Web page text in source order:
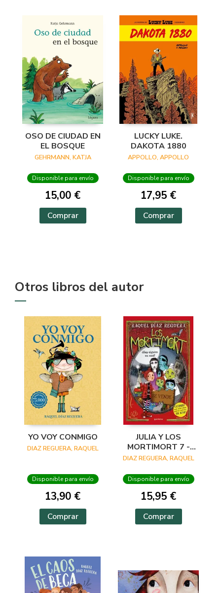
OSO DE CIUDAD EN
EL BOSQUE
GEHRMANN, KATJA
Disponible para envío
15,00 €
Comprar
LUCKY LUKE.
DAKOTA 1880
APPOLLO, APPOLLO
Disponible para envío
17,95 €
Comprar
Otros libros del autor
YO VOY CONMIGO
DIAZ REGUERA, RAQUEL
Disponible para envío
13,90 €
Comprar
JULIA Y LOS
MORTIMORT 7 -
¿HAY ALGUIEN EN
DIAZ REGUERA, RAQUEL
Disponible para envío
15,95 €
Comprar